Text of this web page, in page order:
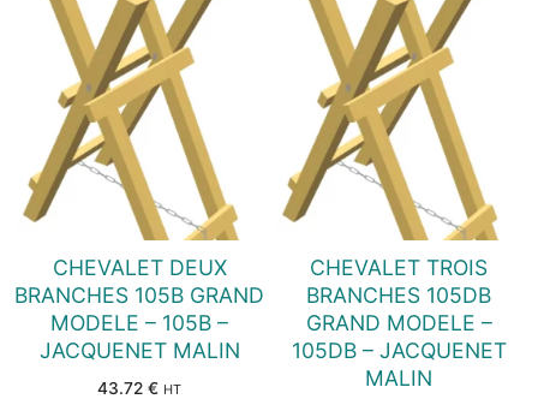
CHEVALET DEUX
BRANCHES 105B GRAND
MODELE – 105B –
JACQUENET MALIN
43.72 € HT
CHEVALET TROIS
BRANCHES 105DB
GRAND MODELE –
105DB – JACQUENET
MALIN